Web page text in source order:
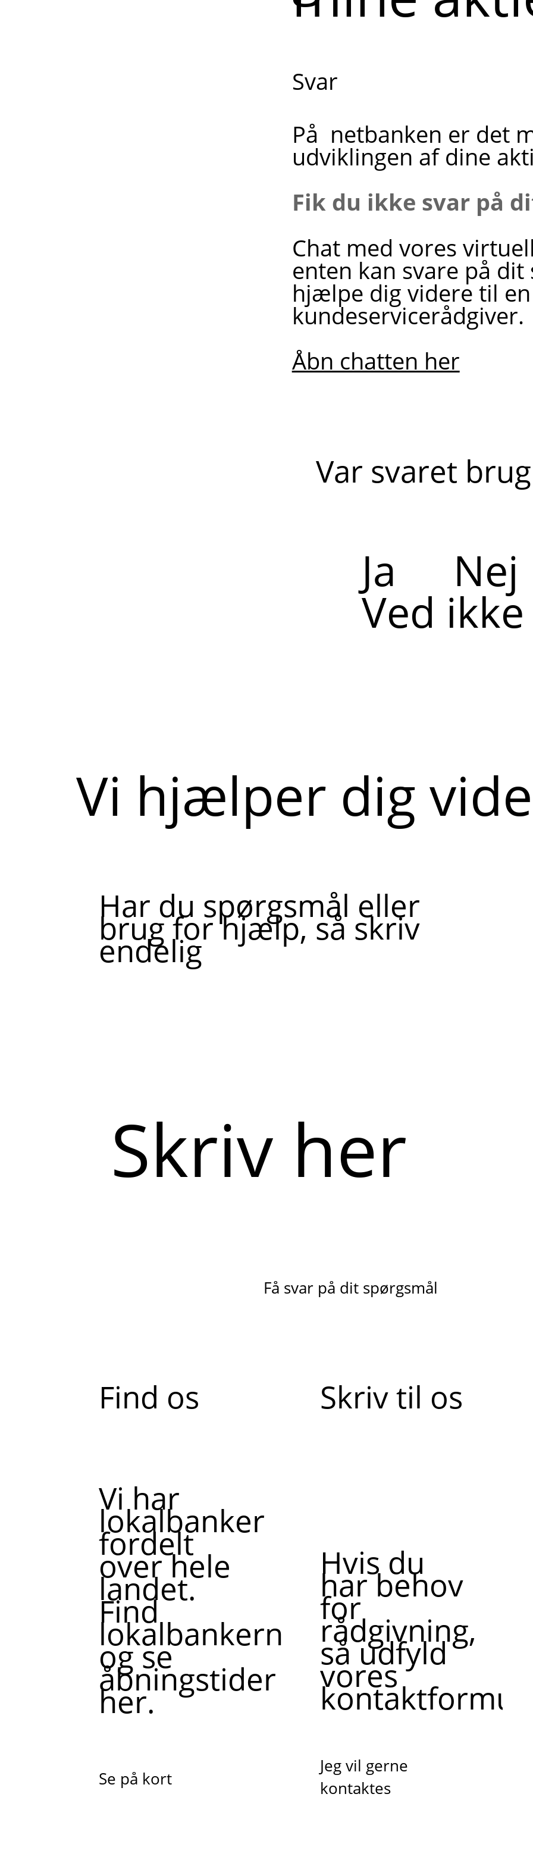
Svar
På netbanken er det
udviklingen af dine
Fik du ikke svar på
Chat med vores
enten kan svare på
hjælpe dig videre til en
kundeservicerådgiver.
Åbn chatten her
Var svaret
Ja Nej
Ved ikke
Vi hjælper dig
Har du spørgsmål eller
brug for hjælp, så skriv
endelig
Få svar på dit spørgsmål
Find os
Vi har
lokalbanker
fordelt
over hele
landet.
Find
lokalbankerne,
og se
åbningstider
her.
Se på kort
Skriv til os
Hvis du
har behov
for
rådgivning,
så udfyld
vores
Jeg vil gerne
kontaktes